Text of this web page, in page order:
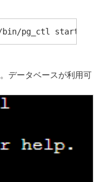
データベースが利用可